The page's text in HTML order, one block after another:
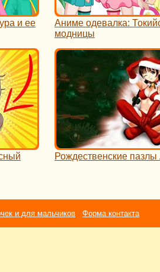
и ее
Аниме одевалка:
модницы
Рождественские
и для мальчиков Форма контакта